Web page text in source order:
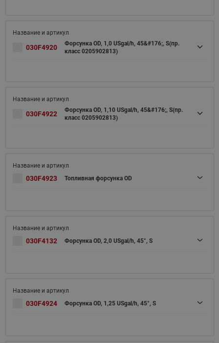
030F4920
Форсунка OD, 1,0 USgal/h, 45&#176;, S(пр.
класс 0205902813)
030F4922
Форсунка OD, 1,10 USgal/h, 45&#176;, S(пр.
класс 0205902813)
030F4923 Топливная форсунка OD
030F4132 Форсунка OD, 2,0 USgal/h, 45°, S
030F4924 Форсунка OD, 1,25 USgal/h, 45°, S